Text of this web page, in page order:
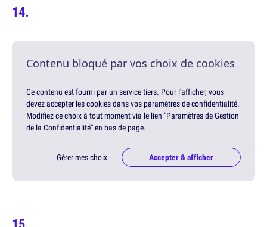
Contenu bloqué par vos choix de cookies
Ce contenu est fourni par un service tiers. Pour l'afficher, vous
devez accepter les cookies dans vos paramètres de confidentialité.
Modifiez ce choix à tout moment via le lien "Paramètres de Gestion
de la Confidentialité" en bas de page.
Gérer mes choix Accepter & afficher